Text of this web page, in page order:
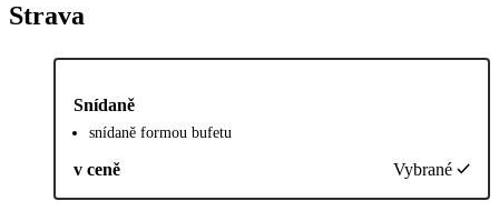
Strava
Snídaně
snídaně formou bufetu
v ceně Vybrané